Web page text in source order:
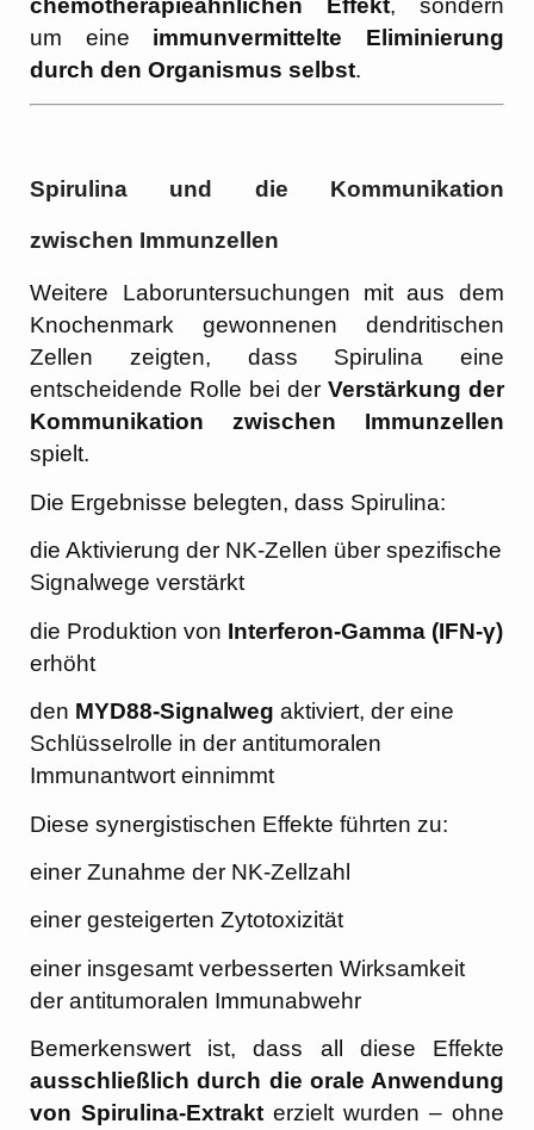
chemotherapieähnlichen Effekt, sondern
um eine immunvermittelte Eliminierung
durch den Organismus selbst.
Spirulina und die Kommunikation
zwischen Immunzellen
Weitere Laboruntersuchungen mit aus dem
Knochenmark gewonnenen dendritischen
Zellen zeigten, dass Spirulina eine
entscheidende Rolle bei der Verstärkung der
Kommunikation zwischen Immunzellen
spielt.
Die Ergebnisse belegten, dass Spirulina:
die Aktivierung der NK-Zellen über spezifische
Signalwege verstärkt
die Produktion von Interferon-Gamma (IFN-γ)
erhöht
den MYD88-Signalweg aktiviert, der eine
Schlüsselrolle in der antitumoralen
Immunantwort einnimmt
Diese synergistischen Effekte führten zu:
einer Zunahme der NK-Zellzahl
einer gesteigerten Zytotoxizität
einer insgesamt verbesserten Wirksamkeit
der antitumoralen Immunabwehr
Bemerkenswert ist, dass all diese Effekte
ausschließlich durch die orale Anwendung
von Spirulina-Extrakt erzielt wurden – ohne